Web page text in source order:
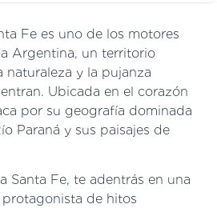
Fe es uno de los motores
Argentina, un territorio
naturaleza y la pujanza
Ubicada en el corazón
por su geografía dominada
Paraná y sus paisajes de
Santa Fe, te adentrás en una
de hitos